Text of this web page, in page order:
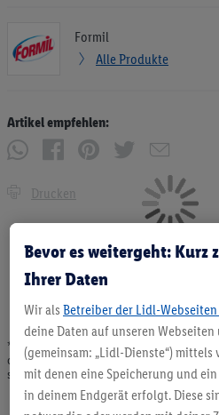
Formil
Alle Produkte
Artikel empfehlen:
Drucken
* Angebote solange Vorrat. Abgabe nur in
ohne Dekoration. Die hier beworbenen
sind nicht alle dauerhaft im Sortiment.
Bevor es weitergeht: Kurz
Ihrer Daten
Wir als Betreiber der Lidl-
deine Daten auf unseren Webseiten
(gemeinsam: „Lidl-Dienste“) mittels
mit denen eine Speicherung und
in deinem Endgerät erfolgt. Diese